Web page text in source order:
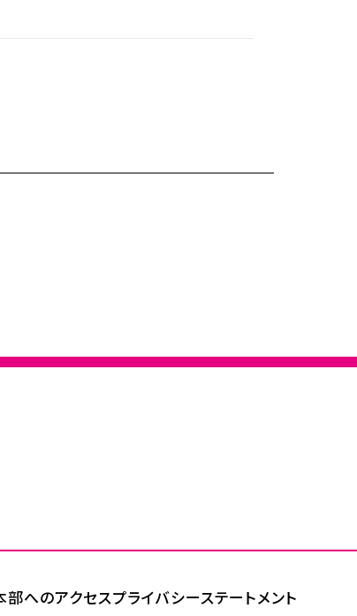
部へのアクセスプライバシーステートメント